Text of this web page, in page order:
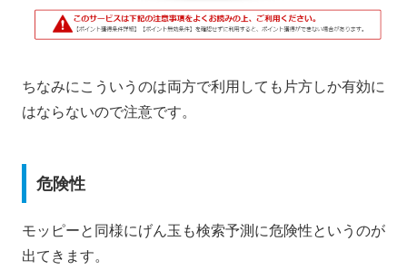
ちなみにこういうのは両方で利用しても片方しか有効に
はならないので注意です。
危険性
モッピーと同様にげん玉も検索予測に危険性というのが
出てきます。